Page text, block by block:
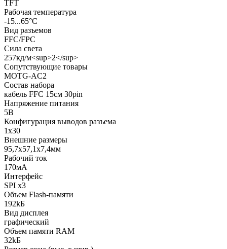
TFT
Рабочая температура
-15...65°C
Вид разъемов
FFC/FPC
Сила света
257кд/м<sup>2</sup>
Сопутствующие товары
MOTG-AC2
Состав набора
кабель FFC 15см 30pin
Напряжение питания
5В
Конфигурация выводов разъема
1x30
Внешние размеры
95,7x57,1x7,4мм
Рабочий ток
170мА
Интерфейс
SPI x3
Объем Flash-памяти
192kБ
Вид дисплея
графический
Объем памяти RAM
32kБ